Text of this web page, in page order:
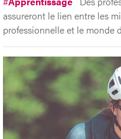
assureront le lien entre les
professionnelle et le monde